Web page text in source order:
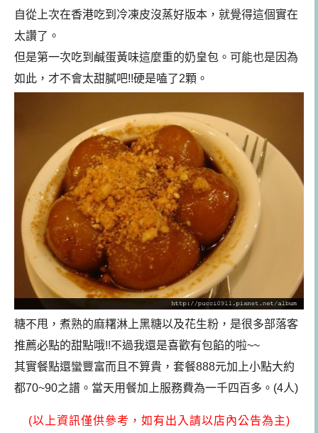
自從上次在香港吃到冷凍皮沒蒸好版本，就覺得這個實在
太讚了。
但是第一次吃到鹹蛋黃味這麼重的奶皇包。可能也是因為
如此，才不會太甜膩吧!!硬是嗑了2顆。
糖不甩，煮熟的麻糬淋上黑糖以及花生粉，是很多部落客
推薦必點的甜點哦!!不過我還是喜歡有包餡的啦~~
其實餐點還蠻豐富而且不算貴，套餐888元加上小點大約
都70~90之譜。當天用餐加上服務費為一千四百多。(4人)
(以上資訊僅供參考，如有出入請以店內公告為主)